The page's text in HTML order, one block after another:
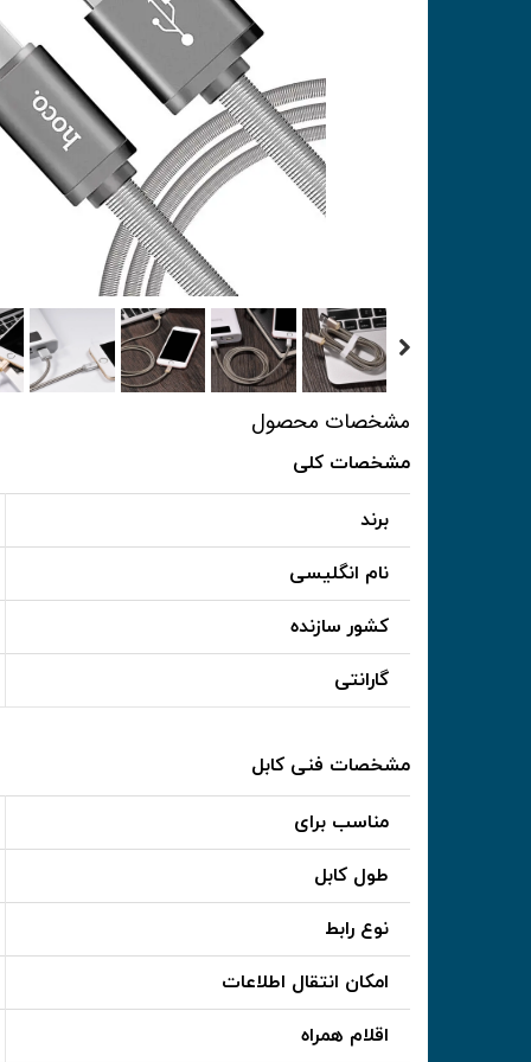
مشخصات محصول
مشخصات کلی
برند
نام انگلیسی
کشور سازنده
گارانتی
مشخصات فنی کابل
مناسب برای
طول کابل
نوع رابط
امکان انتقال اطلاعات
اقلام همراه